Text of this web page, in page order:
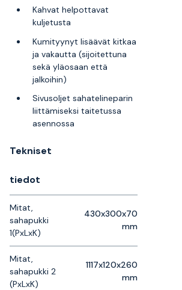
Kahvat helpottavat
kuljetusta
Kumityynyt lisäävät kitkaa
ja vakautta (sijoitettuna
sekä yläosaan että
jalkoihin)
Sivusoljet sahatelineparin
liittämiseksi taitetussa
asennossa
Tekniset
tiedot
Mitat,
sahapukki
1(PxLxK)
430x300x70
mm
Mitat,
sahapukki 2
(PxLxK)
1117x120x260
mm